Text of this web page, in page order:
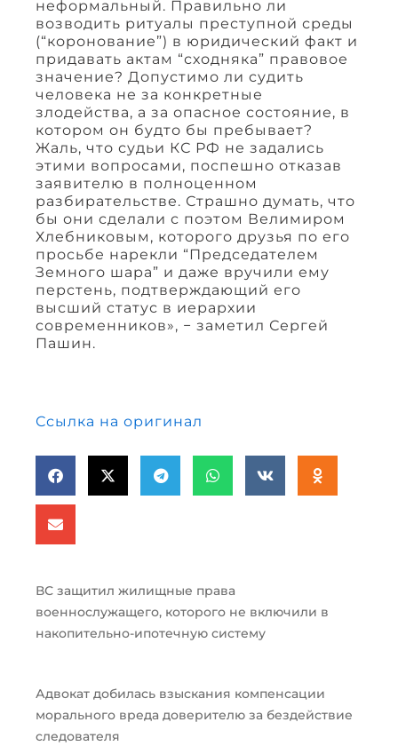
неформальный. Правильно ли
возводить ритуалы преступной среды
(“коронование”) в юридический факт и
придавать актам “сходняка” правовое
значение? Допустимо ли судить
человека не за конкретные
злодейства, а за опасное состояние, в
котором он будто бы пребывает?
Жаль, что судьи КС РФ не задались
этими вопросами, поспешно отказав
заявителю в полноценном
разбирательстве. Страшно думать, что
бы они сделали с поэтом Велимиром
Хлебниковым, которого друзья по его
просьбе нарекли “Председателем
Земного шара” и даже вручили ему
перстень, подтверждающий его
высший статус в иерархии
современников», − заметил Сергей
Пашин.
Ссылка на оригинал
ВС защитил жилищные права
военнослужащего, которого не включили в
накопительно-ипотечную систему
Адвокат добилась взыскания компенсации
морального вреда доверителю за бездействие
следователя